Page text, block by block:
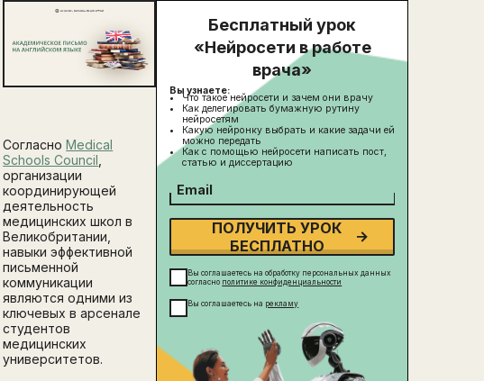
СогласноMedical
Schools Council
организации
координирующей
деятельность
медицинских школ в
Великобритании,
навыки эффективной
письменной
коммуникации
являются одними из
ключевых в арсенале
студентов
медицинских
университетов.
Бесплатный урок
«Нейросети в работе
врача»
Вы узнаете:
Что такое нейросети и зачем они врачу
Как делегировать бумажную рутину
нейросетям
Какую нейронку выбрать и какие задачи ей
можно передать
Как с помощью нейросети написать пост,
статью и диссертацию
Email
ПОЛУЧИТЬ УРОК
БЕСПЛАТНО
Вы соглашаетесь на обработку персональных данных
согласно политике конфиденциальности
Вы соглашаетесь на рекламу